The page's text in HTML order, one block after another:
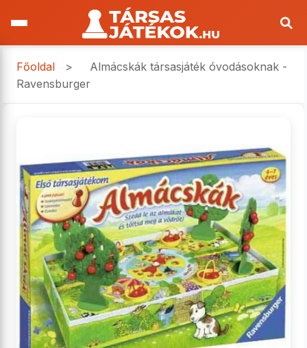
Főoldal >
Almácskák társasjáték óvodásoknak -
Ravensburger